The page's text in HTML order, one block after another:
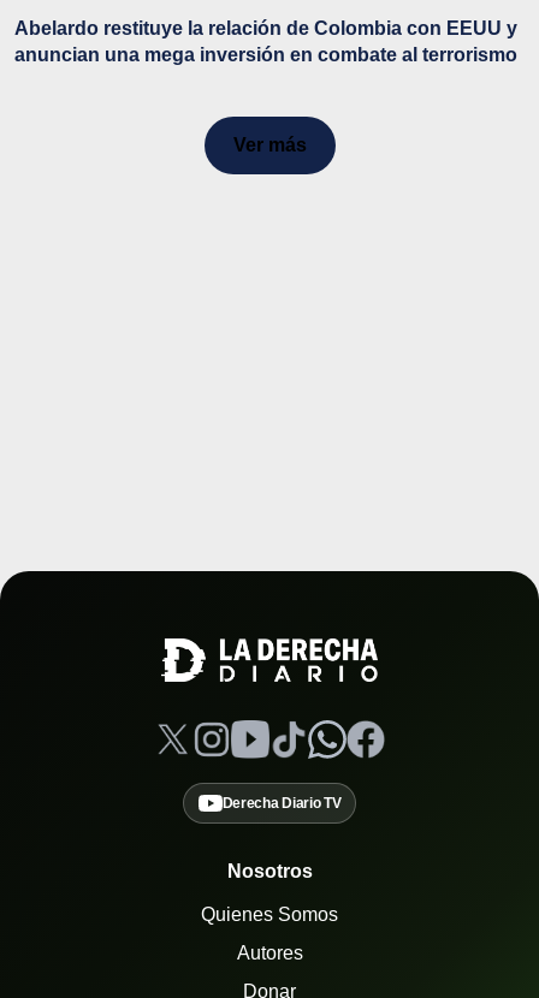
Abelardo restituye la relación de Colombia con EEUU y
anuncian una mega inversión en combate al terrorismo
Ver más
Derecha Diario TV
Nosotros
Quienes Somos
Autores
Donar